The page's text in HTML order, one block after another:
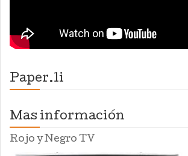
Paper.li
Mas información
Rojo y Negro TV